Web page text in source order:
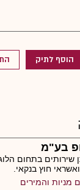
הוסף לתיק
בע"מ
בתחום
חוץ בנקאי.
מניות והמירים